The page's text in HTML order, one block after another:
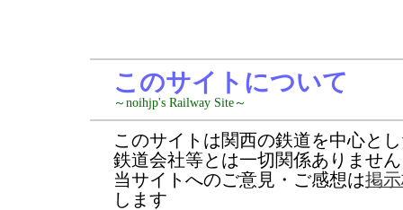
このサイトについて
～noihjp's Railway Site～
このサイトは関西の鉄道を中心と
鉄道会社等とは一切関係ありません
当サイトへのご意見・ご感想は掲
します